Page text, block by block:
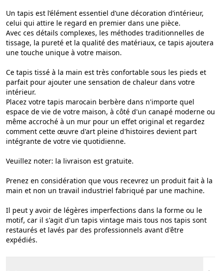
Un tapis est l’élément essentiel d’une décoration d’intérieur,
celui qui attire le regard en premier dans une pièce.
Avec ces détails complexes, les méthodes traditionnelles de
tissage, la pureté et la qualité des matériaux, ce tapis ajoutera
une touche unique à votre maison.
Ce tapis tissé à la main est très confortable sous les pieds et
parfait pour ajouter une sensation de chaleur dans votre
intérieur.
Placez votre tapis marocain berbère dans n'importe quel
espace de vie de votre maison, à côté d'un canapé moderne ou
même accroché à un mur pour un effet original et regardez
comment cette œuvre d'art pleine d'histoires devient part
intégrante de votre vie quotidienne.
Veuillez noter: la livraison est gratuite.
Prenez en considération que vous recevrez un produit fait à la
main et non un travail industriel fabriqué par une machine.
Il peut y avoir de légères imperfections dans la forme ou le
motif, car il s'agit d'un tapis vintage mais tous nos tapis sont
restaurés et lavés par des professionnels avant d'être
expédiés.